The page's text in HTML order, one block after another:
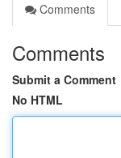
Comments
Comments
Submit a Comment
No HTML